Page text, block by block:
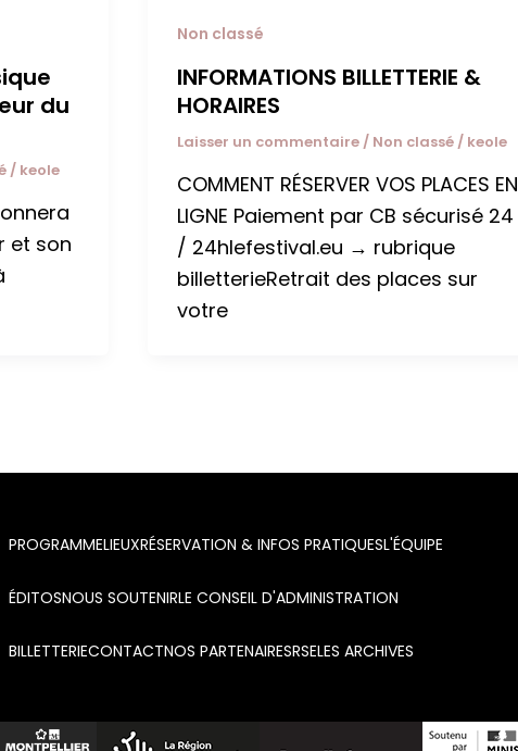
du
/ keole
et son
Non classé
INFORMATIONS BILLETTERIE &
HORAIRES
Laisser un commentaire / Non classé/ keole
COMMENT RÉSERVER VOS PLACES EN
LIGNE Paiement par CB sécurisé 24
/ 24hlefestival.eu → rubrique
billetterieRetrait des places sur
votre
PROGRAMMELIEUXRÉSERVATION & INFOS PRATIQUESL'ÉQUIPE
ÉDITOSNOUS SOUTENIRLE CONSEIL D'ADMINISTRATION
BILLETTERIECONTACTNOS PARTENAIRESRSELES ARCHIVES